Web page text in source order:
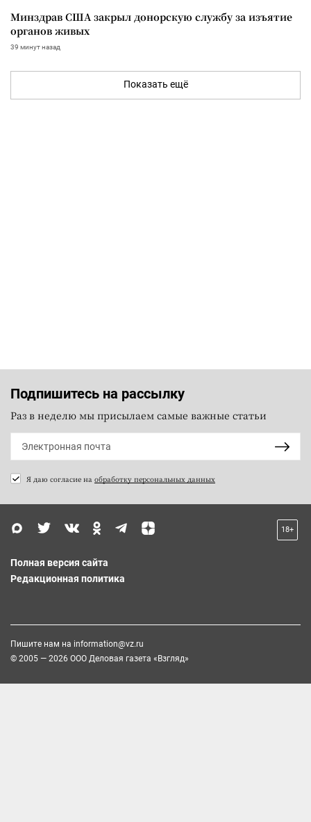
Минздрав США закрыл донорскую службу за изъятие
органов живых
39 минут назад
Показать ещё
Подпишитесь на рассылку
Раз в неделю мы присылаем самые важные статьи
Я даю согласие на обработку персональных данных
18+
Полная версия сайта
Редакционная политика
Пишите нам на information@vz.ru
© 2005 — 2026 ООО Деловая газета «Взгляд»